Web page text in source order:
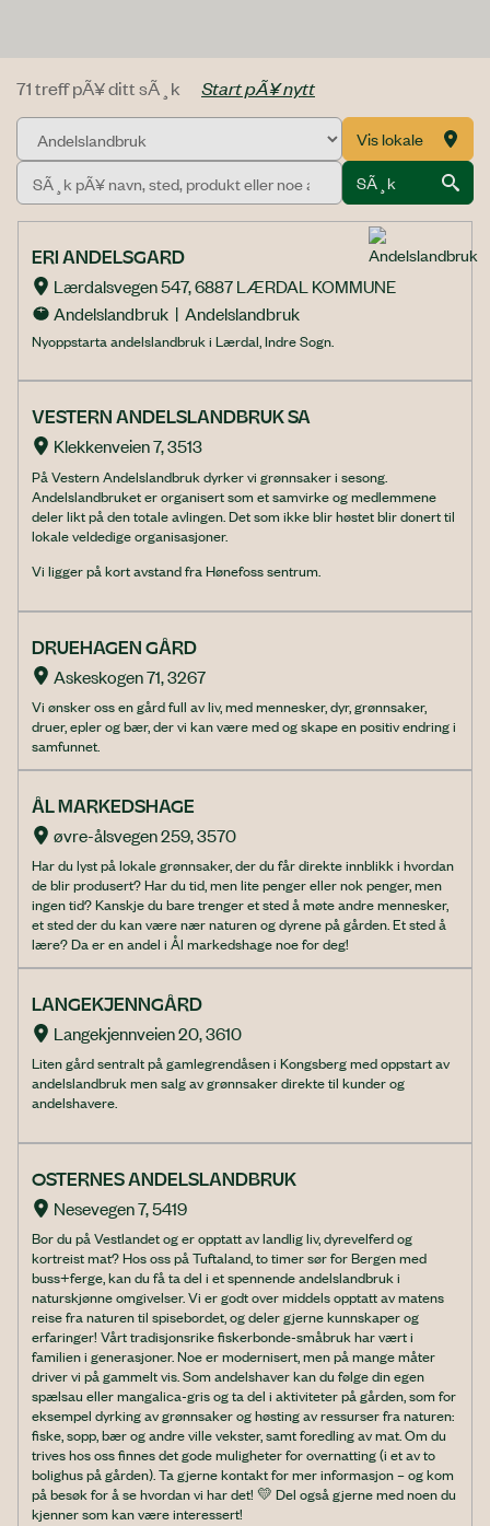
71 treff pÃ¥ ditt sÃ¸k Start pÃ¥ nytt
Kategori
Vis lokale
SÃ¸k
ERI ANDELSGARD
Lærdalsvegen 547, 6887 LÆRDAL KOMMUNE
Andelslandbruk  |  Andelslandbruk
Nyoppstarta andelslandbruk i Lærdal, Indre Sogn.
VESTERN ANDELSLANDBRUK SA
Klekkenveien 7, 3513
På Vestern Andelslandbruk dyrker vi grønnsaker i sesong.
Andelslandbruket er organisert som et samvirke og medlemmene
deler likt på den totale avlingen. Det som ikke blir høstet blir donert til
lokale veldedige organisasjoner.
Vi ligger på kort avstand fra Hønefoss sentrum.
DRUEHAGEN GÅRD
Askeskogen 71, 3267
Vi ønsker oss en gård full av liv, med mennesker, dyr, grønnsaker,
druer, epler og bær, der vi kan være med og skape en positiv endring i
samfunnet.
ÅL MARKEDSHAGE
øvre-ålsvegen 259, 3570
Har du lyst på lokale grønnsaker, der du får direkte innblikk i hvordan
de blir produsert? Har du tid, men lite penger eller nok penger, men
ingen tid? Kanskje du bare trenger et sted å møte andre mennesker,
et sted der du kan være nær naturen og dyrene på gården. Et sted å
lære? Da er en andel i Ål markedshage noe for deg!
LANGEKJENNGÅRD
Langekjennveien 20, 3610
Liten gård sentralt på gamlegrendåsen i Kongsberg med oppstart av
andelslandbruk men salg av grønnsaker direkte til kunder og
andelshavere.
OSTERNES ANDELSLANDBRUK
Nesevegen 7, 5419
Bor du på Vestlandet og er opptatt av landlig liv, dyrevelferd og
kortreist mat? Hos oss på Tuftaland, to timer sør for Bergen med
buss+ferge, kan du få ta del i et spennende andelslandbruk i
naturskjønne omgivelser. Vi er godt over middels opptatt av matens
reise fra naturen til spisebordet, og deler gjerne kunnskaper og
erfaringer! Vårt tradisjonsrike fiskerbonde-småbruk har vært i
familien i generasjoner. Noe er modernisert, men på mange måter
driver vi på gammelt vis. Som andelshaver kan du følge din egen
spælsau eller mangalica-gris og ta del i aktiviteter på gården, som for
eksempel dyrking av grønnsaker og høsting av ressurser fra naturen:
fiske, sopp, bær og andre ville vekster, samt foredling av mat. Om du
trives hos oss finnes det gode muligheter for overnatting (i et av to
bolighus på gården). Ta gjerne kontakt for mer informasjon – og kom
på besøk for å se hvordan vi har det! 💛 Del også gjerne med noen du
kjenner som kan være interessert!